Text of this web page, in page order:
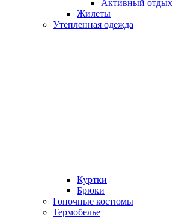
Активный отдых
Жилеты
Утепленная одежда
Куртки
Брюки
Гоночные костюмы
Термобелье